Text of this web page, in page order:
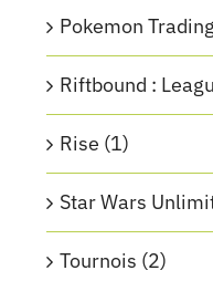
Pokemon
Riftbound :
Rise (1)
Star Wars
Tournois (2)